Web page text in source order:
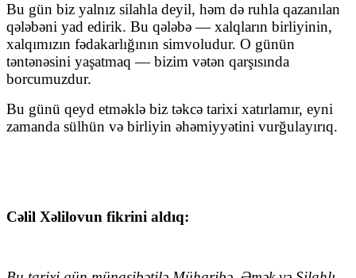
Bu gün biz yalnız silahla deyil, həm də ruhla qazanılan
qələbəni yad edirik. Bu qələbə — xalqların birliyinin,
xalqımızın fədakarlığının simvoludur. O günün
təntənəsini yaşatmaq — bizim vətən qarşısında
borcumuzdur.
Bu günü qeyd etməklə biz təkcə tarixi xatırlamır, eyni
zamanda sülhün və birliyin əhəmiyyətini vurğulayırıq.
Cəlil Xəlilovun fikrini aldıq: